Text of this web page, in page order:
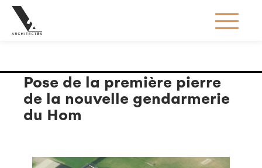
Étiquette : première pierre
Pose de la première pierre
de la nouvelle gendarmerie
du Hom